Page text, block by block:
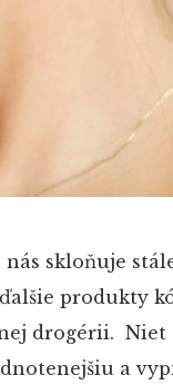
skloňuje
produkty
drogérii.
a